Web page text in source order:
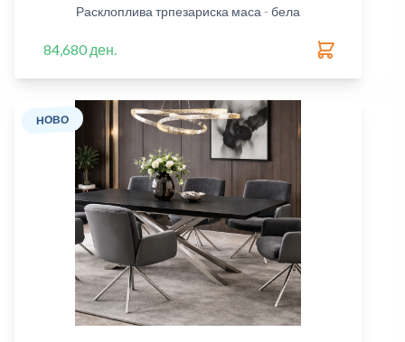
Расклоплива трпезариска маса - бела
84,680 ден.
НОВО